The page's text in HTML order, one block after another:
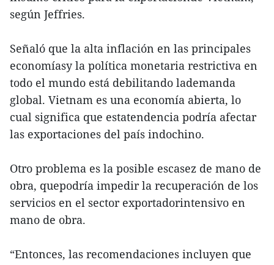
según Jeffries.
Señaló que la alta inflación en las principales
economíasy la política monetaria restrictiva en
todo el mundo está debilitando lademanda
global. Vietnam es una economía abierta, lo
cual significa que estatendencia podría afectar
las exportaciones del país indochino.
Otro problema es la posible escasez de mano de
obra, quepodría impedir la recuperación de los
servicios en el sector exportadorintensivo en
mano de obra.
“Entonces, las recomendaciones incluyen que